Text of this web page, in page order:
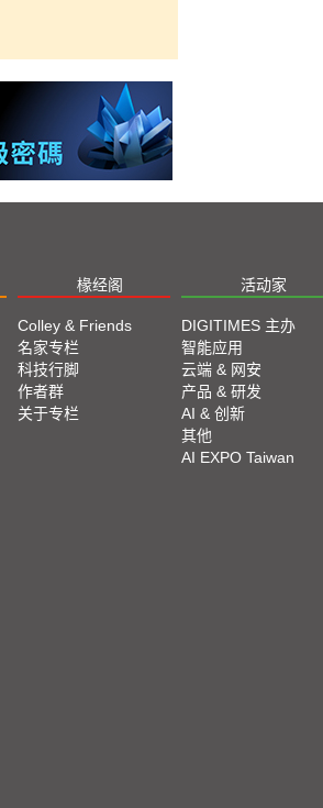
椽经阁 活动家
Colley & Friends
名家专栏
科技行脚
作者群
关于专栏
DIGITIMES 主办
智能应用
云端 & 网安
产品 & 研发
AI & 创新
其他
AI EXPO Taiwan